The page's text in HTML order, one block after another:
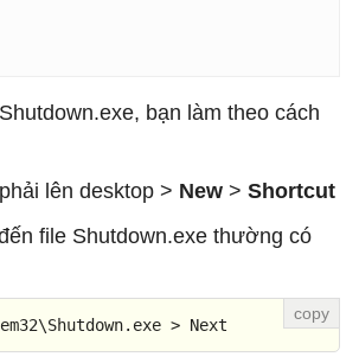
bạn làm theo cách
lên desktop > New > Shortcut
file Shutdown.exe thường có
> Next